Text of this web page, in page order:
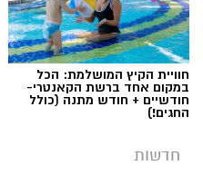
חוויית הקיץ המושלמת: הכל
במקום אחד ברשת הקאנטרי-
חודשיים + חודש מתנה (כולל
החגים!)
חדשות